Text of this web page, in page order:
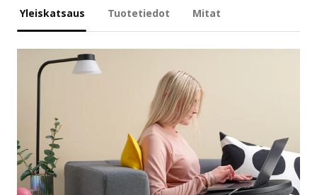
Yleiskatsaus Tuotetiedot Mitat